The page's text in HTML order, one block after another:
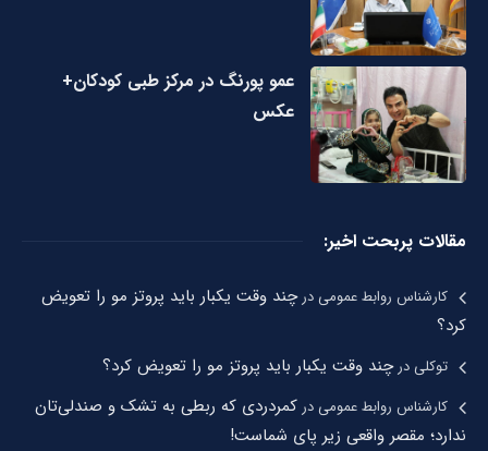
عمو پورنگ در مرکز طبی کودکان+
عکس
مقالات پربحت اخیر:
کارشناس روابط عمومیدرچند وقت یکبار باید پروتز مو را تعویض
کرد؟
توکلیدرچند وقت یکبار باید پروتز مو را تعویض کرد؟
کارشناس روابط عمومیدرکمردردی که ربطی به تشک و صندلی‌تان
ندارد؛ مقصر واقعی زیر پای شماست!